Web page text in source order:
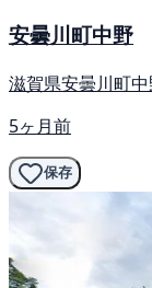
安曇川町中野
滋賀県安曇川町中
5ヶ月前
保存